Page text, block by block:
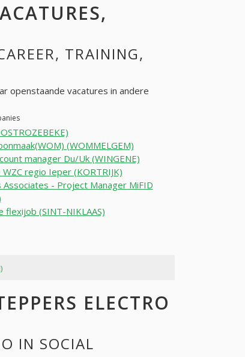
TRAINING,
openstaande vacatures in andere
(WOMMELGEM)
manager Du/Uk (WINGENE)
regio Ieper (KORTRIJK)
Associates - Project Manager MiFID
flexijob (SINT-NIKLAAS)
ELECTRO
IN SOCIAL